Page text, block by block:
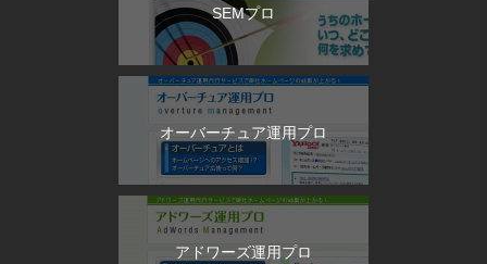
SEMプロ
オーバーチュア運用プロ
アドワーズ運用プロ